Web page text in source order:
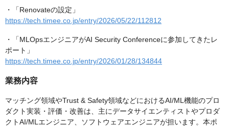
・「Renovateの設定」
https://tech.timee.co.jp/entry/2026/05/22/112812
・「MLOpsエンジニアがAI Security Conferenceに参加してきたレ
ポート」
https://tech.timee.co.jp/entry/2026/01/28/134844
業務内容
マッチング領域やTrust & Safety領域などにおけるAI/ML機能のプロ
ダクト実装・評価・改善は、主にデータサイエンティストやプロダ
クトAI/MLエンジニア、ソフトウェアエンジニアが担います。本ポ